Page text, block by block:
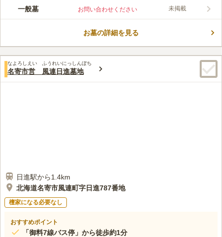
日進共同墓地のある名寄市は、「川のそばの国」という意味の
う、観光施設や市民と協同してまちづくりを行う「名寄川地区か
口コミ評価
この霊園はまだ誰からも評価されていません。
一般墓 お問い合わせください 未掲載
お墓の詳細を見る
なよろしえい ふうれいにっしんぼち
名寄市営 風連日進墓地
日進駅から1.4km
北海道名寄市風連町字日進787番地
檀家になる必要なし
おすすめポイント
「御料7線バス停」から徒歩約1分